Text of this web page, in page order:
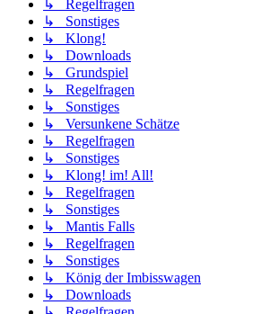
↳ Regelfragen
↳ Sonstiges
↳ Klong!
↳ Downloads
↳ Grundspiel
↳ Regelfragen
↳ Sonstiges
↳ Versunkene Schätze
↳ Regelfragen
↳ Sonstiges
↳ Klong! im! All!
↳ Regelfragen
↳ Sonstiges
↳ Mantis Falls
↳ Regelfragen
↳ Sonstiges
↳ König der Imbisswagen
↳ Downloads